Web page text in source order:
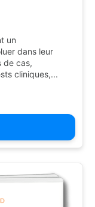
un
dans leur
de cas,
cliniques,...